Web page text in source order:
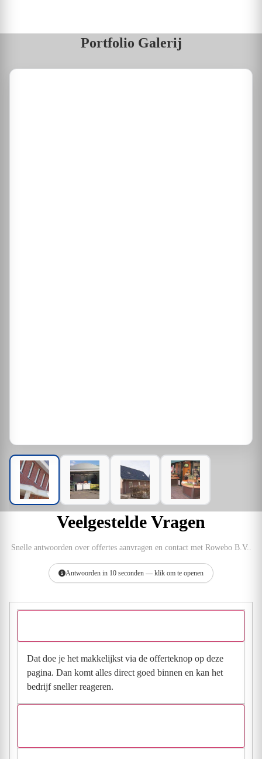
Portfolio Galerij
Veelgestelde Vragen
Snelle antwoorden over offertes aanvragen en contact met Rowebo B.V..
Antwoorden in 10 seconden — klik om te openen
Dat doe je het makkelijkst via de offerteknop op deze
pagina. Dan komt alles direct goed binnen en kan het
bedrijf sneller reageren.